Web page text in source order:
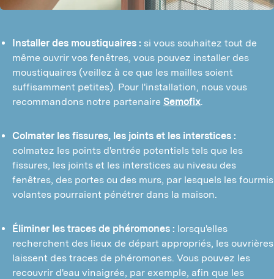
Installer des moustiquaires : si vous souhaitez tout de
même ouvrir vos fenêtres, vous pouvez installer des
moustiquaires (veillez à ce que les mailles soient
suffisamment petites). Pour l'installation, nous vous
recommandons notre partenaire Semofix.
Colmater les fissures, les joints et les interstices :
colmatez les points d'entrée potentiels tels que les
fissures, les joints et les interstices au niveau des
fenêtres, des portes ou des murs, par lesquels les fourmis
volantes pourraient pénétrer dans la maison.
Éliminer les traces de phéromones : lorsqu'elles
recherchent des lieux de départ appropriés, les ouvrières
laissent des traces de phéromones. Vous pouvez les
recouvrir d'eau vinaigrée, par exemple, afin que les